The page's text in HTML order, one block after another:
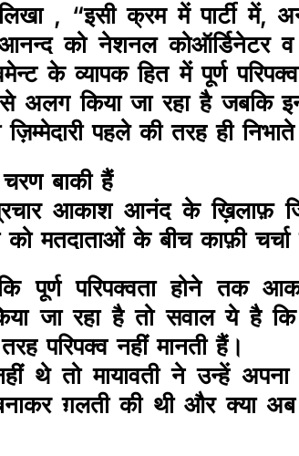
, “इसी क्रम में पार्टी में,
को नेशनल कोऑर्डिनेटर व
के व्यापक हित में पूर्ण
से अलग किया जा रहा है जबकि
ज़िम्मेदारी पहले की तरह ही
बाकी हैं
प्रचार आकाश आनंद के ख़िलाफ़
को मतदाताओं के बीच काफ़ी चर्चा
पूर्ण परिपक्वता होने तक
जा रहा है तो सवाल ये है
परिपक्व नहीं मानती हैं।
थे तो मायावती ने उन्हें अपना
ग़लती की थी और क्या अब